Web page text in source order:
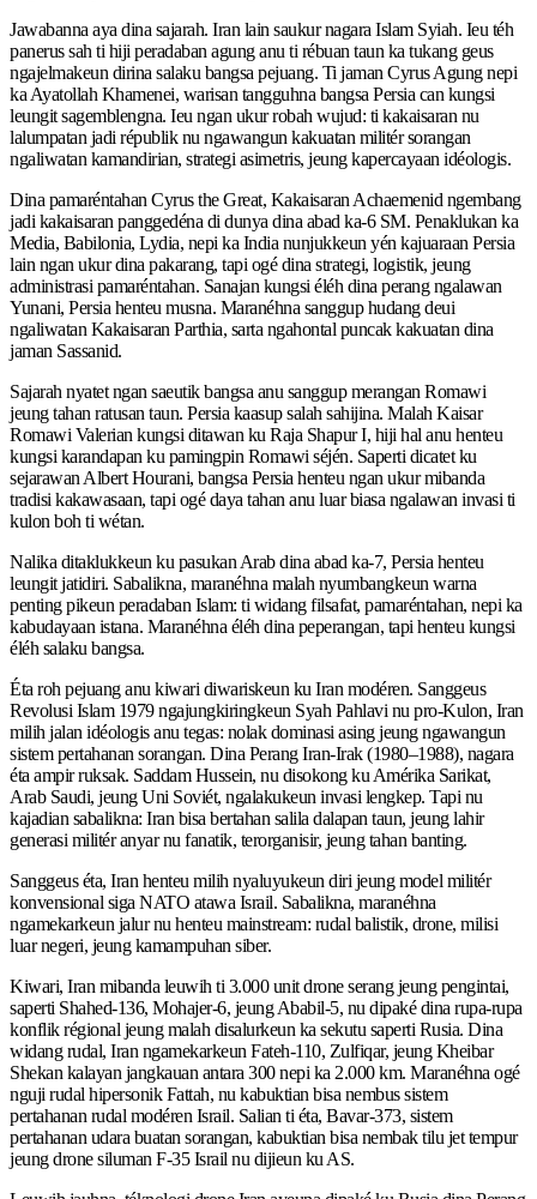
Jawabanna aya dina sajarah. Iran lain saukur nagara Islam Syiah. Ieu téh
panerus sah ti hiji peradaban agung anu ti rébuan taun ka tukang geus
ngajelmakeun dirina salaku bangsa pejuang. Ti jaman Cyrus Agung nepi
ka Ayatollah Khamenei, warisan tangguhna bangsa Persia can kungsi
leungit sagemblengna. Ieu ngan ukur robah wujud: ti kakaisaran nu
lalumpatan jadi républik nu ngawangun kakuatan militér sorangan
ngaliwatan kamandirian, strategi asimetris, jeung kapercayaan idéologis.
Dina pamaréntahan Cyrus the Great, Kakaisaran Achaemenid ngembang
jadi kakaisaran panggedéna di dunya dina abad ka-6 SM. Penaklukan ka
Media, Babilonia, Lydia, nepi ka India nunjukkeun yén kajuaraan Persia
lain ngan ukur dina pakarang, tapi ogé dina strategi, logistik, jeung
administrasi pamaréntahan. Sanajan kungsi éléh dina perang ngalawan
Yunani, Persia henteu musna. Maranéhna sanggup hudang deui
ngaliwatan Kakaisaran Parthia, sarta ngahontal puncak kakuatan dina
jaman Sassanid.
Sajarah nyatet ngan saeutik bangsa anu sanggup merangan Romawi
jeung tahan ratusan taun. Persia kaasup salah sahijina. Malah Kaisar
Romawi Valerian kungsi ditawan ku Raja Shapur I, hiji hal anu henteu
kungsi karandapan ku pamingpin Romawi séjén. Saperti dicatet ku
sejarawan Albert Hourani, bangsa Persia henteu ngan ukur mibanda
tradisi kakawasaan, tapi ogé daya tahan anu luar biasa ngalawan invasi ti
kulon boh ti wétan.
Nalika ditaklukkeun ku pasukan Arab dina abad ka-7, Persia henteu
leungit jatidiri. Sabalikna, maranéhna malah nyumbangkeun warna
penting pikeun peradaban Islam: ti widang filsafat, pamaréntahan, nepi ka
kabudayaan istana. Maranéhna éléh dina peperangan, tapi henteu kungsi
éléh salaku bangsa.
Éta roh pejuang anu kiwari diwariskeun ku Iran modéren. Sanggeus
Revolusi Islam 1979 ngajungkiringkeun Syah Pahlavi nu pro-Kulon, Iran
milih jalan idéologis anu tegas: nolak dominasi asing jeung ngawangun
sistem pertahanan sorangan. Dina Perang Iran-Irak (1980–1988), nagara
éta ampir ruksak. Saddam Hussein, nu disokong ku Amérika Sarikat,
Arab Saudi, jeung Uni Soviét, ngalakukeun invasi lengkep. Tapi nu
kajadian sabalikna: Iran bisa bertahan salila dalapan taun, jeung lahir
generasi militér anyar nu fanatik, terorganisir, jeung tahan banting.
Sanggeus éta, Iran henteu milih nyaluyukeun diri jeung model militér
konvensional siga NATO atawa Israil. Sabalikna, maranéhna
ngamekarkeun jalur nu henteu mainstream: rudal balistik, drone, milisi
luar negeri, jeung kamampuhan siber.
Kiwari, Iran mibanda leuwih ti 3.000 unit drone serang jeung pengintai,
saperti Shahed-136, Mohajer-6, jeung Ababil-5, nu dipaké dina rupa-rupa
konflik régional jeung malah disalurkeun ka sekutu saperti Rusia. Dina
widang rudal, Iran ngamekarkeun Fateh-110, Zulfiqar, jeung Kheibar
Shekan kalayan jangkauan antara 300 nepi ka 2.000 km. Maranéhna ogé
nguji rudal hipersonik Fattah, nu kabuktian bisa nembus sistem
pertahanan rudal modéren Israil. Salian ti éta, Bavar-373, sistem
pertahanan udara buatan sorangan, kabuktian bisa nembak tilu jet tempur
jeung drone siluman F-35 Israil nu dijieun ku AS.